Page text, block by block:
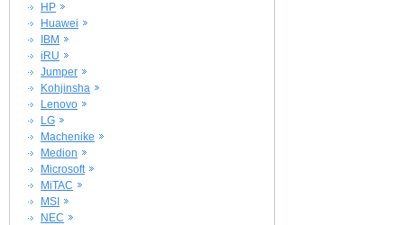
HP
Huawei
IBM
iRU
Jumper
Kohjinsha
Lenovo
LG
Machenike
Medion
Microsoft
MiTAC
MSI
NEC